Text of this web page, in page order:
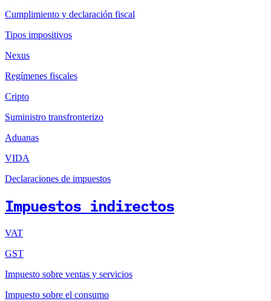
Cumplimiento y declaración fiscal
Tipos impositivos
Nexus
Regímenes fiscales
Cripto
Suministro transfronterizo
Aduanas
VIDA
Declaraciones de impuestos
Impuestos indirectos
VAT
GST
Impuesto sobre ventas y servicios
Impuesto sobre el consumo